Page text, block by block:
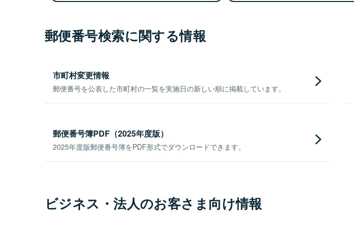
郵便番号検索に関する情報
市町村変更情報
郵便番号を公表した市町村の一覧を実施日の新しい順に掲載しています。
郵便番号簿PDF（2025年度版）
2025年度版郵便番号簿をPDF形式でダウンロードできます。
ビジネス・法人のお客さま向け情報